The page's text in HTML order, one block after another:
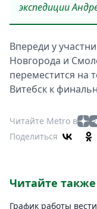
экспедиции
Впереди у
Новгорода и
переместится на
Витебск к
Читайте Metro в
Поделиться
Читайте также
График работы